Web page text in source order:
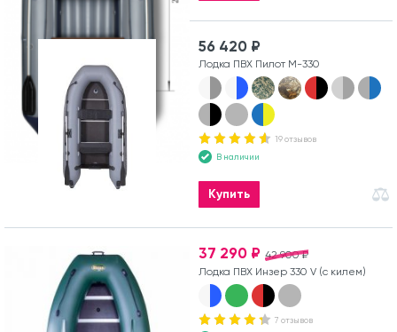
56 420 ₽
Лодка ПВХ Пилот М-330
19 отзывов
В наличии
Купить
42 900 ₽
37 290 ₽
Лодка ПВХ Инзер 330 V (с килем)
7 отзывов